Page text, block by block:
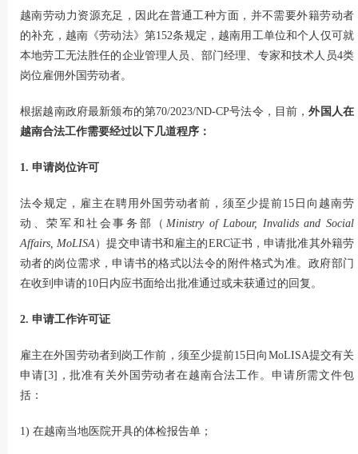
越南劳动力资源充足，因此在普通工种方面，并不需要外籍劳动者
的补充，越南《劳动法》第152条规定，越南用工单位和个人仅可就
本地劳工无法胜任的企业管理人员、部门经理、专家和技术人员4类
岗位雇佣外国劳动者。
根据越南政府最新颁布的第70/2023/ND-CP号法令，目前，外国人在
越南合法工作需要经过以下几道程序：
1. 申请岗位许可
法令规定，雇主在聘用外国劳动者前，须至少提前15日向越南劳
动、荣军和社会事务部（ Ministry of Labour, Invalids and Social
Affairs, MoLISA ）提交申请书和雇主的ERC证书，申请批准其外籍劳
动者的岗位需求，申请书的格式以法令的附件格式为准。政府部门
在收到申请的10日内应书面给出批准通过或未获通过的回复。
2. 申请工作许可证
雇主在外国劳动者到岗工作前，须至少提前15日向MoLISA提交有关
申请[3]，批准有关外国劳动者在越南合法工作。申请所需文件包
括：
1) 在越南当地医院开具的体检报告单；